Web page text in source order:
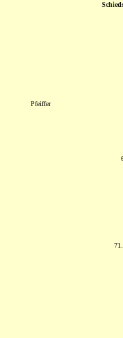
Pfeiffer